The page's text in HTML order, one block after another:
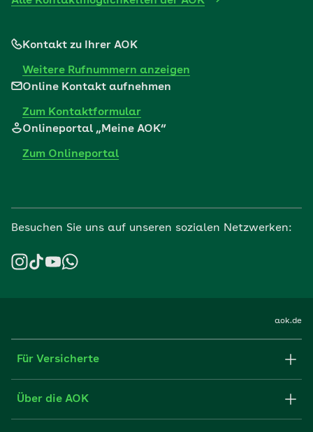
Kontakt zu Ihrer AOK
Weitere Rufnummern anzeigen
Online Kontakt aufnehmen
Zum Kontaktformular
Onlineportal „Meine AOK“
Zum Onlineportal
Besuchen Sie uns auf unseren sozialen Netzwerken:
aok.de
Für Versicherte
Formulare und Anträge
Über die AOK